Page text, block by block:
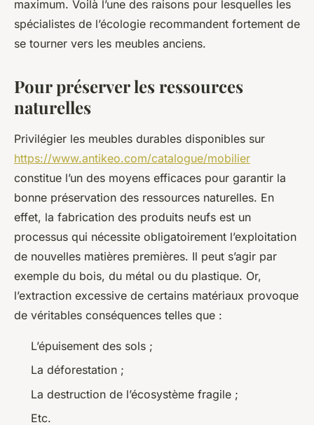
maximum. Voilà l’une des raisons pour lesquelles les
spécialistes de l’écologie recommandent fortement de
se tourner vers les meubles anciens.
Pour préserver les ressources
naturelles
Privilégier les meubles durables disponibles sur
https://www.antikeo.com/catalogue/mobilier
constitue l’un des moyens efficaces pour garantir la
bonne préservation des ressources naturelles. En
effet, la fabrication des produits neufs est un
processus qui nécessite obligatoirement l’exploitation
de nouvelles matières premières. Il peut s’agir par
exemple du bois, du métal ou du plastique. Or,
l’extraction excessive de certains matériaux provoque
de véritables conséquences telles que :
L’épuisement des sols ;
La déforestation ;
La destruction de l’écosystème fragile ;
Etc.